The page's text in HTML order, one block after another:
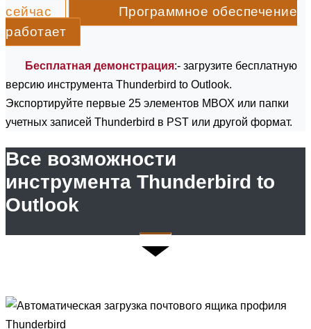
сейчас
Программное обеспечение
работает
Бесплатная демонстрация:- загрузите бесплатную
версию инструмента Thunderbird to Outlook.
Экспортируйте первые 25 элементов MBOX или папки
учетных записей Thunderbird в PST или другой формат.
Все возможности
инструмента Thunderbird to
Outlook